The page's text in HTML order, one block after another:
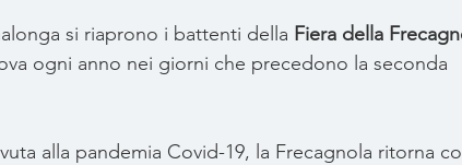
si riaprono i battenti della Fiera della
ogni anno nei giorni che precedono la seconda
alla pandemia Covid-19, la Frecagnola ritorna